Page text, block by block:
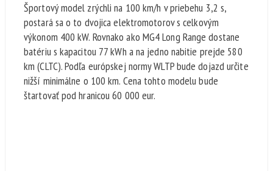
Športový model zrýchli na 100 km/h v priebehu 3,2 s,
postará sa o to dvojica elektromotorov s celkovým
výkonom 400 kW. Rovnako ako MG4 Long Range dostane
batériu s kapacitou 77 kWh a na jedno nabitie prejde 580
km (CLTC). Podľa európskej normy WLTP bude dojazd určite
nižší minimálne o 100 km. Cena tohto modelu bude
štartovať pod hranicou 60 000 eur.